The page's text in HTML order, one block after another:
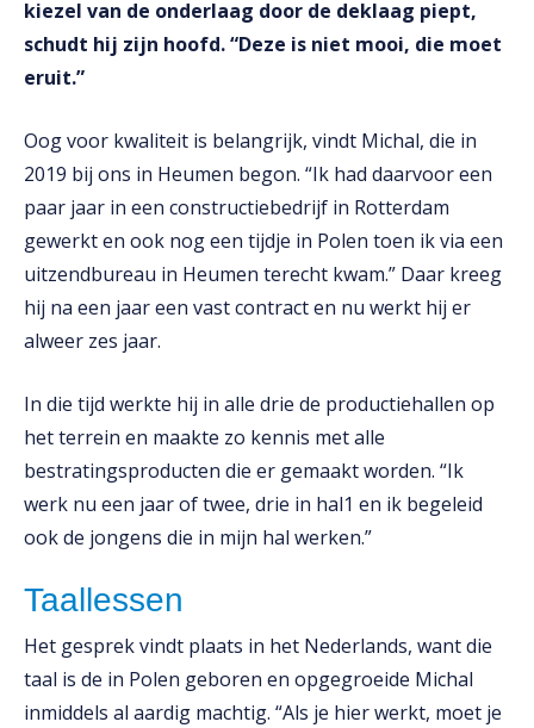
kiezel van de onderlaag door de deklaag piept,
schudt hij zijn hoofd. “Deze is niet mooi, die moet
eruit.”
Oog voor kwaliteit is belangrijk, vindt Michal, die in
2019 bij ons in Heumen begon. “Ik had daarvoor een
paar jaar in een constructiebedrijf in Rotterdam
gewerkt en ook nog een tijdje in Polen toen ik via een
uitzendbureau in Heumen terecht kwam.” Daar kreeg
hij na een jaar een vast contract en nu werkt hij er
alweer zes jaar.
In die tijd werkte hij in alle drie de productiehallen op
het terrein en maakte zo kennis met alle
bestratingsproducten die er gemaakt worden. “Ik
werk nu een jaar of twee, drie in hal1 en ik begeleid
ook de jongens die in mijn hal werken.”
Taallessen
Het gesprek vindt plaats in het Nederlands, want die
taal is de in Polen geboren en opgegroeide Michal
inmiddels al aardig machtig. “Als je hier werkt, moet je